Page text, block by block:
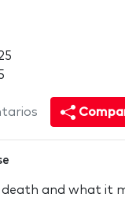
death and what it